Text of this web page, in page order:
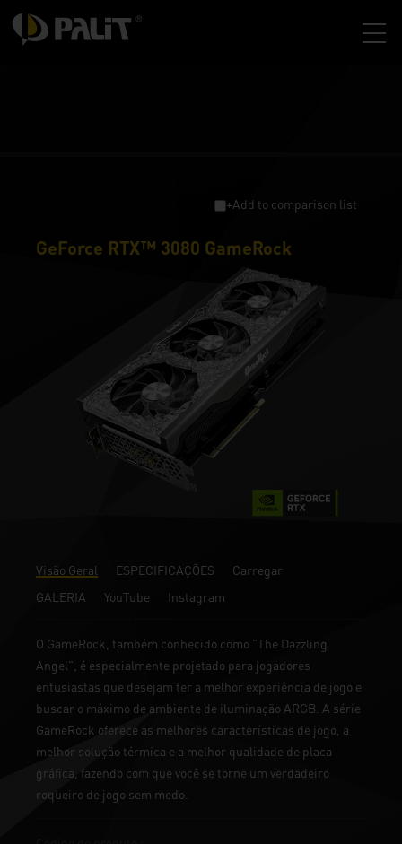
+Add to comparison list
GeForce RTX™ 3080 GameRock
Visão Geral ESPECIFICAÇÕES
Carregar
GALERIA
YouTube Instagram
O GameRock, também conhecido como "The Dazzling
Angel", é especialmente projetado para jogadores
entusiastas que desejam ter a melhor experiência de jogo e
buscar o máximo de ambiente de iluminação ARGB. A série
GameRock oferece as melhores características de jogo, a
melhor solução térmica e a melhor qualidade de placa
gráfica, fazendo com que você se torne um verdadeiro
roqueiro de jogo sem medo.